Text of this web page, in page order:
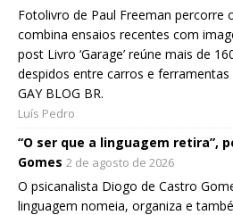
Fotolivro de Paul Freeman percorre
combina ensaios recentes com
post Livro ‘Garage’ reúne mais de
despidos entre carros e
GAY BLOG BR.
Luís Pedro
“O ser que a linguagem retira”,
Gomes 2 de agosto de 2026
O psicanalista Diogo de Castro
linguagem nomeia, organiza e